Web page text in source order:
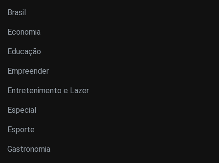
Brasil
Economia
Educação
Empreender
Entretenimento e Lazer
Especial
Esporte
Gastronomia